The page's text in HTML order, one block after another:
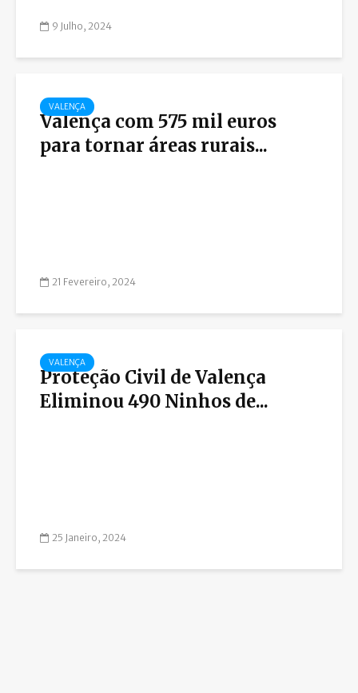
9 Julho, 2024
VALENÇA
Valença com 575 mil euros
para tornar áreas rurais...
21 Fevereiro, 2024
VALENÇA
Proteção Civil de Valença
Eliminou 490 Ninhos de...
25 Janeiro, 2024